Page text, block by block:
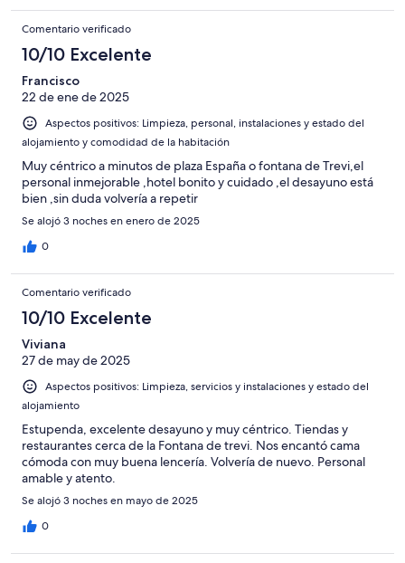
Comentario verificado
10/10 Excelente
Francisco
22 de ene de 2025
Aspectos positivos: Limpieza, personal, instalaciones y estado del
alojamiento y comodidad de la habitación
Muy céntrico a minutos de plaza España o fontana de Trevi,el
personal inmejorable ,hotel bonito y cuidado ,el desayuno está
bien ,sin duda volvería a repetir
Se alojó 3 noches en enero de 2025
0
Comentario verificado
10/10 Excelente
Viviana
27 de may de 2025
Aspectos positivos: Limpieza, servicios y instalaciones y estado del
alojamiento
Estupenda, excelente desayuno y muy céntrico. Tiendas y
restaurantes cerca de la Fontana de trevi. Nos encantó cama
cómoda con muy buena lencería. Volvería de nuevo. Personal
amable y atento.
Se alojó 3 noches en mayo de 2025
0